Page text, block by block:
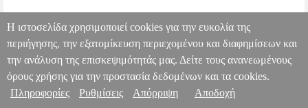
ΓΥΑΛΙΑ ΚΟΛΥΜΒΗΣΗΣ AMILA ΜΑΥΡΑ ΜΕ ΜΥΩΠΙΑ 2
ΒΑΘΜΩΝ
PER.234686 AMILA AMILA
ΓΥΑΛΑΚΙΑ
ΚΟΛΥΜΒΗΣΗΣ Κατηγορία: ΓΥΑΛΑΚΙΑ ΚΟΛΥΜΒΗΣΗΣ
•AMILA στην κατηγορία ΓΥΑΛΑΚΙΑ ΚΟΛΥΜΒΗΣΗΣ Γυαλιά
κολύμβησης για μυωπία 2 βαθμών. Οι φακοί τους είναι
κατασκευασμένοι από ανθεκτικό υλικό, που αντέχει στη χρήση στο
νερό. -Γέφυρα: 3 μεγέθη. -Ρυθμιστής μεγέθους στο λουράκι και τη
Πληροφορίες & Υπηρεσίες >
Η ιστοσελίδα χρησιμοποιεί cookies για την ευκολία της
περιήγησης, την εξατομίκευση περιεχομένου και διαφημίσεων και
την ανάλυση της επισκεψιμότητάς μας. Δείτε τους ανανεωμένους
όρους χρήσης για την προστασία δεδομένων και τα cookies.
Πληροφορίες
Ρυθμίσεις Απόρριψη Αποδοχή